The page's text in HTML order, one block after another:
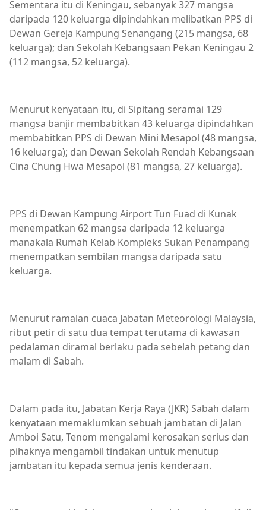
Sementara itu di Keningau, sebanyak 327 mangsa
daripada 120 keluarga dipindahkan melibatkan PPS di
Dewan Gereja Kampung Senangang (215 mangsa, 68
keluarga); dan Sekolah Kebangsaan Pekan Keningau 2
(112 mangsa, 52 keluarga).
Menurut kenyataan itu, di Sipitang seramai 129
mangsa banjir membabitkan 43 keluarga dipindahkan
membabitkan PPS di Dewan Mini Mesapol (48 mangsa,
16 keluarga); dan Dewan Sekolah Rendah Kebangsaan
Cina Chung Hwa Mesapol (81 mangsa, 27 keluarga).
PPS di Dewan Kampung Airport Tun Fuad di Kunak
menempatkan 62 mangsa daripada 12 keluarga
manakala Rumah Kelab Kompleks Sukan Penampang
menempatkan sembilan mangsa daripada satu
keluarga.
Menurut ramalan cuaca Jabatan Meteorologi Malaysia,
ribut petir di satu dua tempat terutama di kawasan
pedalaman diramal berlaku pada sebelah petang dan
malam di Sabah.
Dalam pada itu, Jabatan Kerja Raya (JKR) Sabah dalam
kenyataan memaklumkan sebuah jambatan di Jalan
Amboi Satu, Tenom mengalami kerosakan serius dan
pihaknya mengambil tindakan untuk menutup
jambatan itu kepada semua jenis kenderaan.